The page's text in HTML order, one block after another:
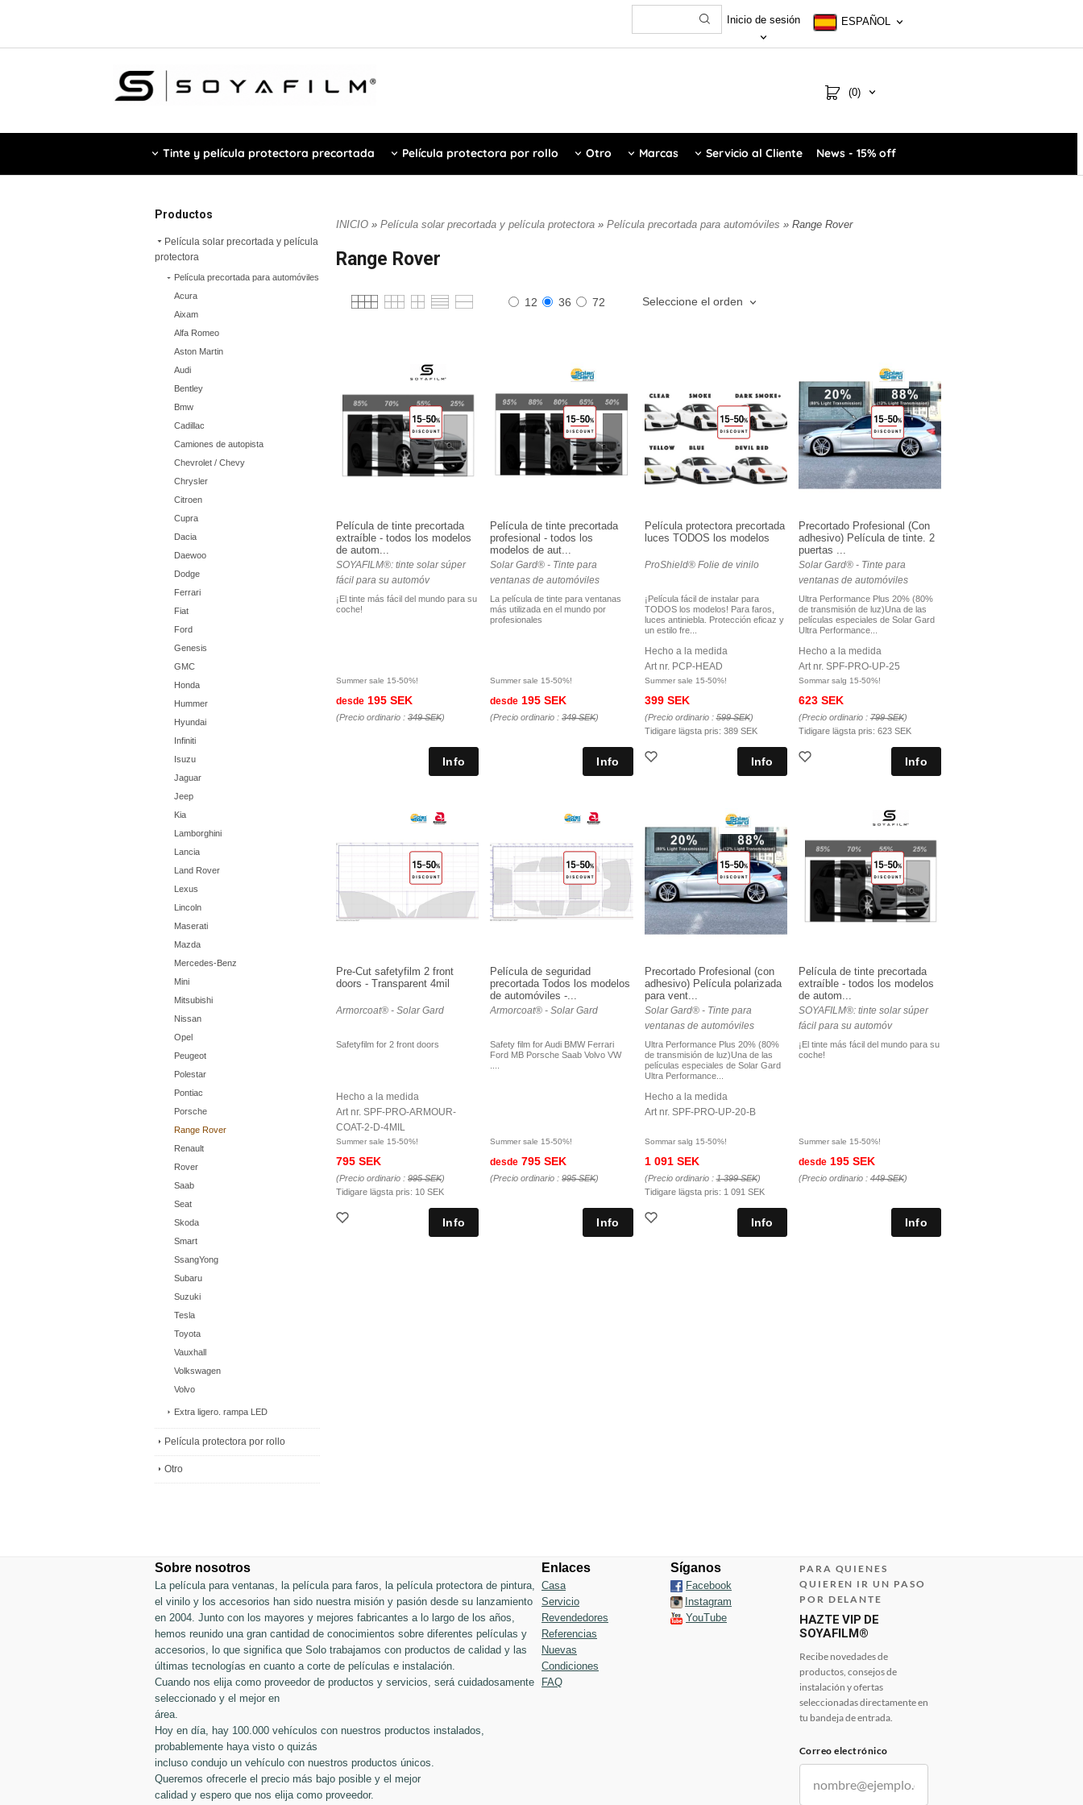
Inicio de sesión ESPAÑOL
(0)
Tinte y película protectora precortada Película protectora por rollo Otro Marcas Servicio al Cliente News - 15% off
Productos
Película solar precortada y película
protectora
Película precortada para automóviles
Acura
Aixam
Alfa Romeo
Aston Martin
Audi
Bentley
Bmw
Cadillac
Camiones de autopista
Chevrolet / Chevy
Chrysler
Citroen
Cupra
Dacia
Daewoo
Dodge
Ferrari
Fiat
Ford
Genesis
GMC
Honda
Hummer
Hyundai
Infiniti
Isuzu
Jaguar
Jeep
Kia
Lamborghini
Lancia
Land Rover
Lexus
Lincoln
Maserati
Mazda
Mercedes-Benz
Mini
Mitsubishi
Nissan
Opel
Peugeot
Polestar
Pontiac
Porsche
Range Rover
Renault
Rover
Saab
Seat
Skoda
Smart
SsangYong
Subaru
Suzuki
Tesla
Toyota
Vauxhall
Volkswagen
Volvo
Extra ligero. rampa LED
Película protectora por rollo
Otro
INICIO » Película solar precortada y película protectora » Película precortada para automóviles » Range Rover
Range Rover
12 36 72 Seleccione el orden
Película de tinte precortada
extraíble - todos los modelos
de autom...
SOYAFILM®: tinte solar súper
fácil para su automóv
¡El tinte más fácil del mundo para su
coche!
Summer sale 15-50%!
desde 195 SEK
(Precio ordinario : 349 SEK)
Película de tinte precortada
profesional - todos los
modelos de aut...
Solar Gard® - Tinte para
ventanas de automóviles
La película de tinte para ventanas
más utilizada en el mundo por
profesionales
Summer sale 15-50%!
desde 195 SEK
(Precio ordinario :349 SEK)
Película protectora precortada
luces TODOS los modelos
ProShield® Folie de vinilo
¡Película fácil de instalar para
TODOS los modelos! Para faros,
luces antiniebla. Protección eficaz y
un estilo fre...
Hecho a la medida
Art nr. PCP-HEAD
Summer sale 15-50%!
399 SEK
(Precio ordinario :599 SEK)
Tidigare lägsta pris: 389 SEK
Precortado Profesional (Con
adhesivo) Película de tinte. 2
puertas ...
Solar Gard® - Tinte para
ventanas de automóviles
Ultra Performance Plus 20% (80%
de transmisión de luz)Una de las
películas especiales de Solar Gard
Ultra Performance...
Hecho a la medida
Art nr. SPF-PRO-UP-25
Sommar salg 15-50%!
623 SEK
(Precio ordinario :799 SEK)
Tidigare lägsta pris: 623 SEK
Pre-Cut safetyfilm 2 front
doors - Transparent 4mil
Armorcoat® - Solar Gard
Safetyfilm for 2 front doors
Hecho a la medida
Art nr. SPF-PRO-ARMOUR-
COAT-2-D-4MIL
Summer sale 15-50%!
795 SEK
(Precio ordinario : 995 SEK)
Tidigare lägsta pris: 10 SEK
Película de seguridad
precortada Todos los modelos
de automóviles -...
Armorcoat® - Solar Gard
Safety film for Audi BMW Ferrari
Ford MB Porsche Saab Volvo VW
Summer sale 15-50%!
desde 795 SEK
(Precio ordinario :995 SEK)
Precortado Profesional (con
adhesivo) Película polarizada
para vent...
Solar Gard® - Tinte para
ventanas de automóviles
Ultra Performance Plus 20% (80%
de transmisión de luz)Una de las
películas especiales de Solar Gard
Ultra Performance...
Hecho a la medida
Art nr. SPF-PRO-UP-20-B
Sommar salg 15-50%!
1 091 SEK
(Precio ordinario :1 399 SEK)
Tidigare lägsta pris: 1 091 SEK
Película de tinte precortada
extraíble - todos los modelos
de autom...
SOYAFILM®: tinte solar súper
fácil para su automóv
¡El tinte más fácil del mundo para su
coche!
Summer sale 15-50%!
desde195 SEK
(Precio ordinario :449 SEK)
Sobre nosotros
La película para ventanas, la película para faros, la película protectora de pintura,
el vinilo y los accesorios han sido nuestra misión y pasión desde su lanzamiento
en 2004. Junto con los mayores y mejores fabricantes a lo largo de los años,
hemos reunido una gran cantidad de conocimientos sobre diferentes películas y
accesorios, lo que significa que Solo trabajamos con productos de calidad y las
últimas tecnologías en cuanto a corte de películas e instalación.
Cuando nos elija como proveedor de productos y servicios, será cuidadosamente
seleccionado y el mejor en
área.
Hoy en día, hay 100.000 vehículos con nuestros productos instalados,
probablemente haya visto o quizás
incluso condujo un vehículo con nuestros productos únicos.
Queremos ofrecerle el precio más bajo posible y el mejor
calidad y espero que nos elija como proveedor.
Enlaces
Casa
Servicio
Revendedores
Referencias
Nuevas
Condiciones
FAQ
Síganos
Facebook
Instagram
YouTube
PARA QUIENES
QUIEREN IR UN PASO
POR DELANTE
HAZTE VIP DE
SOYAFILM®
Recibe novedades de
productos, consejos de
instalación y ofertas
seleccionadas directamente en
tu bandeja de entrada.
Correo electrónico